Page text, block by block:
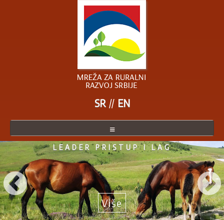
O MREŽI
ČLANICE MREŽE
POSTANITE ČLANICA
AKTUELNO
SR EN
AKTUELNO IZ
SRBIJE
Više